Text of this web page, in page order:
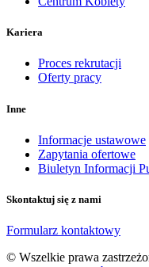
Kariera
Proces rekrutacji
Oferty pracy
Inne
Informacje ustawowe
Zapytania ofertowe
Biuletyn Informacji
Skontaktuj się z nami
Formularz kontaktowy
© Wszelkie prawa